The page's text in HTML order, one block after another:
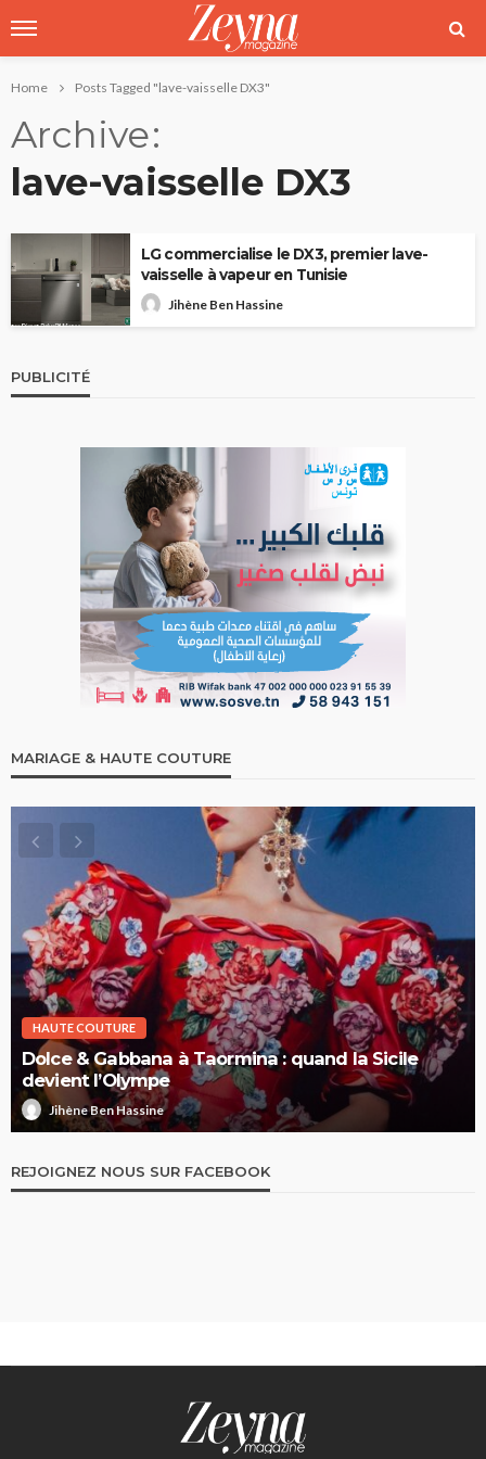
Home Posts Tagged "lave-vaisselle DX3"
Archive
lave-vaisselle DX3
LG commercialise le DX3, premier lave-
vaisselle à vapeur en Tunisie
Jihène Ben Hassine
PUBLICITÉ
MARIAGE & HAUTE COUTURE
HAUTE COUTURE
Dolce & Gabbana à Taormina : quand la Sicile
devient l’Olympe
Jihène Ben Hassine
REJOIGNEZ NOUS SUR FACEBOOK